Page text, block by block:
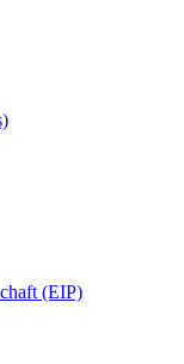
(EIP)